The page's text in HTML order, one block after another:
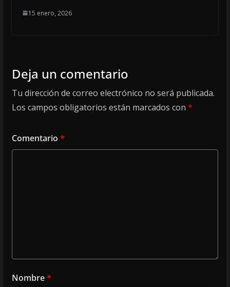
15 enero, 2026
Deja un comentario
Tu dirección de correo electrónico no será publicada.
Los campos obligatorios están marcados con *
Comentario *
Nombre*